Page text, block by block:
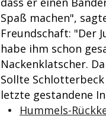
Spaß machen",
Freundschaft: "Der
habe ihm schon
Nackenklatscher.
Sollte
letzte gestandene
Hummels-